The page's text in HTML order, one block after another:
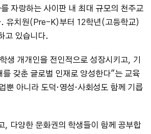
자랑하는 사이판 내 최대 규모의 천주교
. 유치원(Pre-K)부터 12학년(고등학교)
고 있습니다.
생 개개인을 전인적으로 성장시키고, 기
를 갖춘 글로벌 인재로 양성한다"는 교육
뿐 아니라 도덕·영성·사회성도 함께 기릅
, 다양한 문화권의 학생들이 함께 공부합